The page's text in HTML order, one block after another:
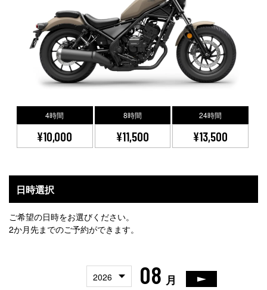
4時間
¥10,000
8時間
¥11,500
24時間
¥13,500
日時選択
ご希望の日時をお選びください。
2か月先までのご予約ができます。
2026 08 月